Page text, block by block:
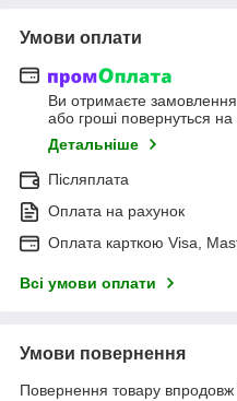
Умови оплати
Ви отримаєте замовлення
або гроші повернуться на
Детальніше
Післяплата
Оплата на рахунок
Оплата карткою Visa,
Всі умови оплати
Умови повернення
Повернення товару впродовж